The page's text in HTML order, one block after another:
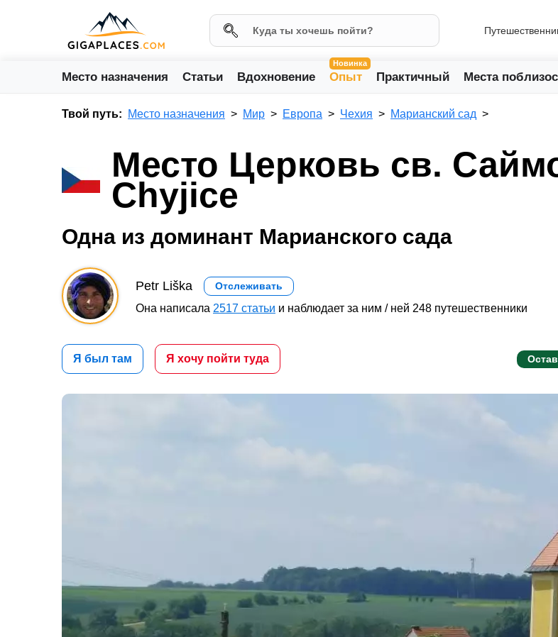
Место назначения Статьи Вдохновение
Новинка
Опыт Практичный Места
Твой путь: Место назначения Мир Европа Чехия Марианский сад
Место Церковь св.
Chyjice
Одна из доминант Марианского сада
Petr Liška Отслеживать
Она написала 2517 статьи и наблюдает за ним / ней 248 путешественники
Я был там Я хочу пойти туда